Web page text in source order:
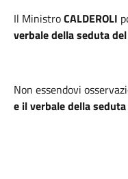
Il MinistroCALDEROLI
verbale della seduta
Non essendovi
e il verbale della